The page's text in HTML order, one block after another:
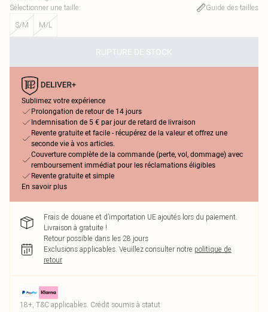
Sélectionner une taille:
Guide des tailles
S/M
M/L
RUPTURE DE STOCK
Sublimez votre expérience
Prolongation de retour de 14 jours
Indemnisation de 5 € par jour de retard de livraison
Revente gratuite et facile - récupérez de la valeur et offrez une
seconde vie à vos articles.
Couverture complète de la commande (perte, vol, dommage) avec
remboursement immédiat pour les réclamations éligibles
Revente gratuite et simple
En savoir plus
Frais de douane et d’importation UE ajoutés lors du paiement.
Livraison à gratuite !
Retour possible dans les 28 jours
Exclusions applicables. Veuillez consulter notre politique de
retour
18+, T&C applicables. Crédit soumis à statut